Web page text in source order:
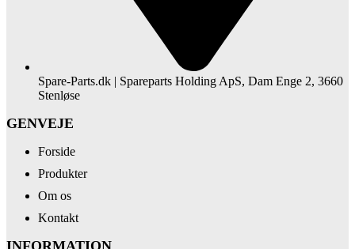
Spare-Parts.dk | Spareparts Holding ApS, Dam Enge 2, 3660
Stenløse
GENVEJE
Forside
Produkter
Om os
Kontakt